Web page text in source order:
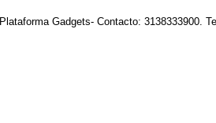
Plataforma Gadgets- Contacto: 3138333900.